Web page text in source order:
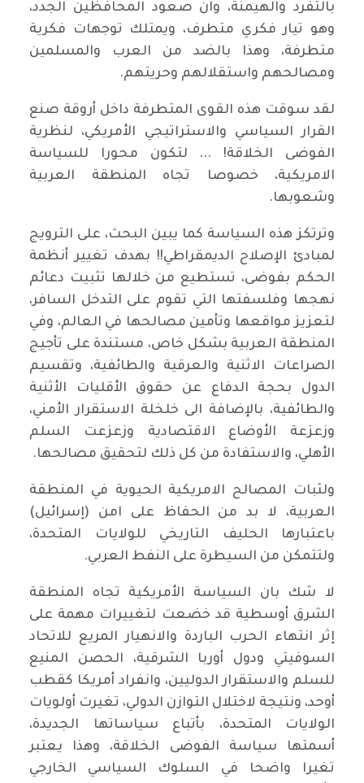
بالتفرد والهيمنة، وان صعود المحافظين الجدد،
وهو تيار فكري متطرف، ويمتلك توجهات فكرية
متطرفة، وهذا بالضد من العرب والمسلمين
ومصالحهم واستقلالهم وحريتهم.
لقد سوقت هذه القوى المتطرفة داخل أروقة صنع
القرار السياسي والاستراتيجي الأمريكي، لنظرية
الفوضى الخلاقة! ... لتكون محورا للسياسة
الامريكية، خصوصا تجاه المنطقة العربية
وشعوبها.
وترتكز هذه السياسة كما يبين البحث، على الترويج
لمبادئ الإصلاح الديمقراطي!! بهدف تغيير أنظمة
الحكم بفوضى، تستطيع من خلالها تثبيت دعائم
نهجها وفلسفتها التي تقوم على التدخل السافر،
لتعزيز مواقعها وتأمين مصالحها في العالم، وفي
المنطقة العربية بشكل خاص، مستندة على تأجيج
الصراعات الاثنية والعرقية والطائفية، وتقسيم
الدول بحجة الدفاع عن حقوق الأقليات الأثنية
والطائفية، بالإضافة الى خلخلة الاستقرار الأمني،
وزعزعة الأوضاع الاقتصادية وزعزعت السلم
الأهلي، والاستفادة من كل ذلك لتحقيق مصالحها.
ولثبات المصالح الامريكية الحيوية في المنطقة
العربية، لا بد من الحفاظ على امن (إسرائيل)
باعتبارها الحليف التاريخي للولايات المتحدة،
ولتتمكن من السيطرة على النفط العربي.
لا شك بان السياسة الأمريكية تجاه المنطقة
الشرق أوسطية قد خضعت لتغييرات مهمة على
إثر انتهاء الحرب الباردة والانهيار المريع للاتحاد
السوفيتي ودول أوربا الشرقية، الحصن المنيع
للسلم والاستقرار الدوليين، وانفراد أمريكا كقطب
أوحد، ونتيجة لاختلال التوازن الدولي، تغيرت أولويات
الولايات المتحدة، بأتباع سياساتها الجديدة،
أسمتها سياسة الفوضى الخلاقة، وهذا يعتبر
تغيرا واضحا في السلوك السياسي الخارجي